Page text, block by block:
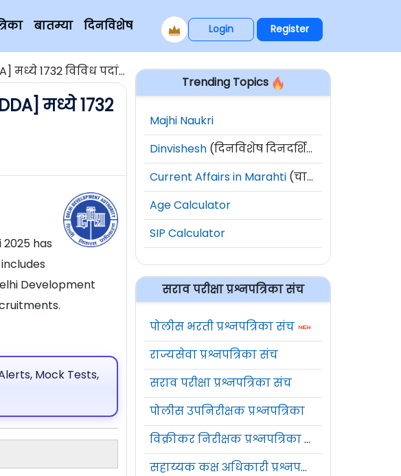
बातम्या दिनविशेष Login Register
जागांसाठी भरती 2025
मध्ये 1732
has
Development
Mock Tests,
Trending Topics
Majhi Naukri
Dinvishesh (दिनविशेष दिनदर्शिका)
Current Affairs in Marahti (चालू घडामोडी)
Age Calculator
SIP Calculator
सराव परीक्षा प्रश्नपत्रिका संच
पोलीस भरती प्रश्नपत्रिका संच
राज्यसेवा प्रश्नपत्रिका संच
सराव परीक्षा प्रश्नपत्रिका संच
पोलीस उपनिरीक्षक प्रश्नपत्रिका
विक्रीकर निरीक्षक प्रश्नपत्रिका संच
सहाय्यक कक्ष अधिकारी प्रश्नपत्रिका संच